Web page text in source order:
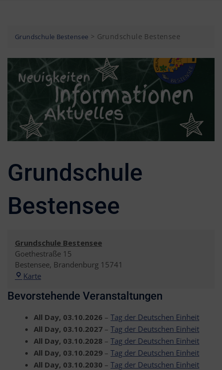
Grundschule Bestensee > Grundschule Bestensee
Grundschule
Bestensee
Grundschule Bestensee
Goethestraße 15
Bestensee, Brandenburg 15741
KarteGrundschule
Bevorstehende Veranstaltungen
All Day, 03.10.2026 –Tag der Deutschen Einheit
All Day, 03.10.2027 –Tag der Deutschen Einheit
All Day, 03.10.2028 –Tag der Deutschen Einheit
All Day, 03.10.2029 –Tag der Deutschen Einheit
All Day, 03.10.2030 –Tag der Deutschen Einheit